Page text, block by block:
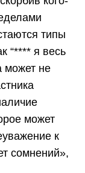
типы
“**** я весь
может не
может
к
сомнений»,